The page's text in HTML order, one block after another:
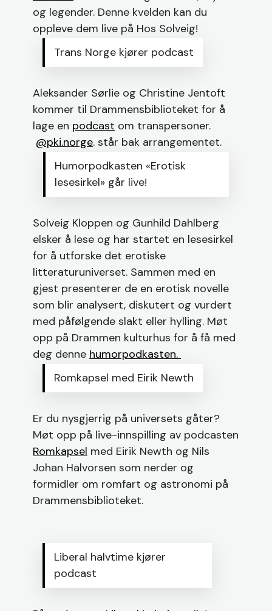
og legender. Denne kvelden kan du
oppleve dem live på Hos Solveig!
Trans Norge kjører podcast
Aleksander Sørlie og Christine Jentoft
kommer til Drammensbiblioteket for å
lage en podcast om transpersoner.
@pki.norge. står bak arrangementet.
Humorpodkasten «Erotisk
lesesirkel» går live!
Solveig Kloppen og Gunhild Dahlberg
elsker å lese og har startet en lesesirkel
for å utforske det erotiske
litteraturuniverset. Sammen med en
gjest presenterer de en erotisk novelle
som blir analysert, diskutert og vurdert
med påfølgende slakt eller hylling. Møt
opp på Drammen kulturhus for å få med
deg denne humorpodkasten.
Romkapsel med Eirik Newth
Er du nysgjerrig på universets gåter?
Møt opp på live-innspilling av podcasten
Romkapsel med Eirik Newth og Nils
Johan Halvorsen som nerder og
formidler om romfart og astronomi på
Drammensbiblioteket.
Liberal halvtime kjører
podcast